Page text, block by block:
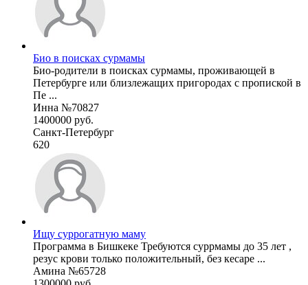
Био в поисках сурмамы
Био-родители в поисках сурмамы, проживающей в
Петербурге или близлежащих пригородах с пропиской в
Пе ...
Инна №70827
1400000 руб.
Санкт-Петербург
620
Ищу суррогатную маму
Программа в Бишкеке Требуются суррмамы до 35 лет ,
резус крови только положительный, без кесаре ...
Амина №65728